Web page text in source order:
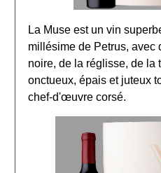
La Muse est un vin
millésime de Petrus, avec
noire, de la réglisse, de la
onctueux, épais et juteux
chef-d'œuvre corsé.